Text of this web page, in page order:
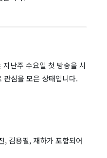
난주 수요일 첫 방송을 시
심을 모은 상태입니다.
, 김용필, 재하가 포함되어